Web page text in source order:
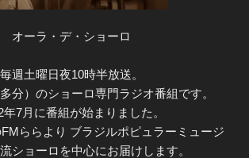
オーラ・デ・ショーロ
毎週土曜日夜10時半放送。
分）のショーロ専門ラジオ番組です。
年7月に番組が始まりました。
ららより ブラジルポピュラーミュージ
ショーロを中心にお届けします。